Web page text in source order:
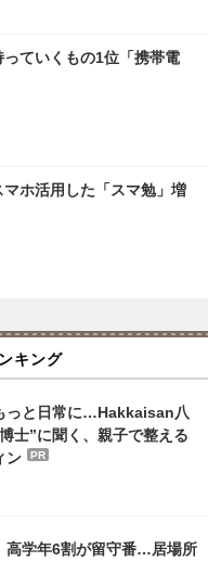
ていくもの1位「携帯電
ホ活用した「スマ勉」増
キング
っと日常に…Hakkaisan八
士”に聞く、親子で整える
ン
PR
高学年6割が留守番…居場所